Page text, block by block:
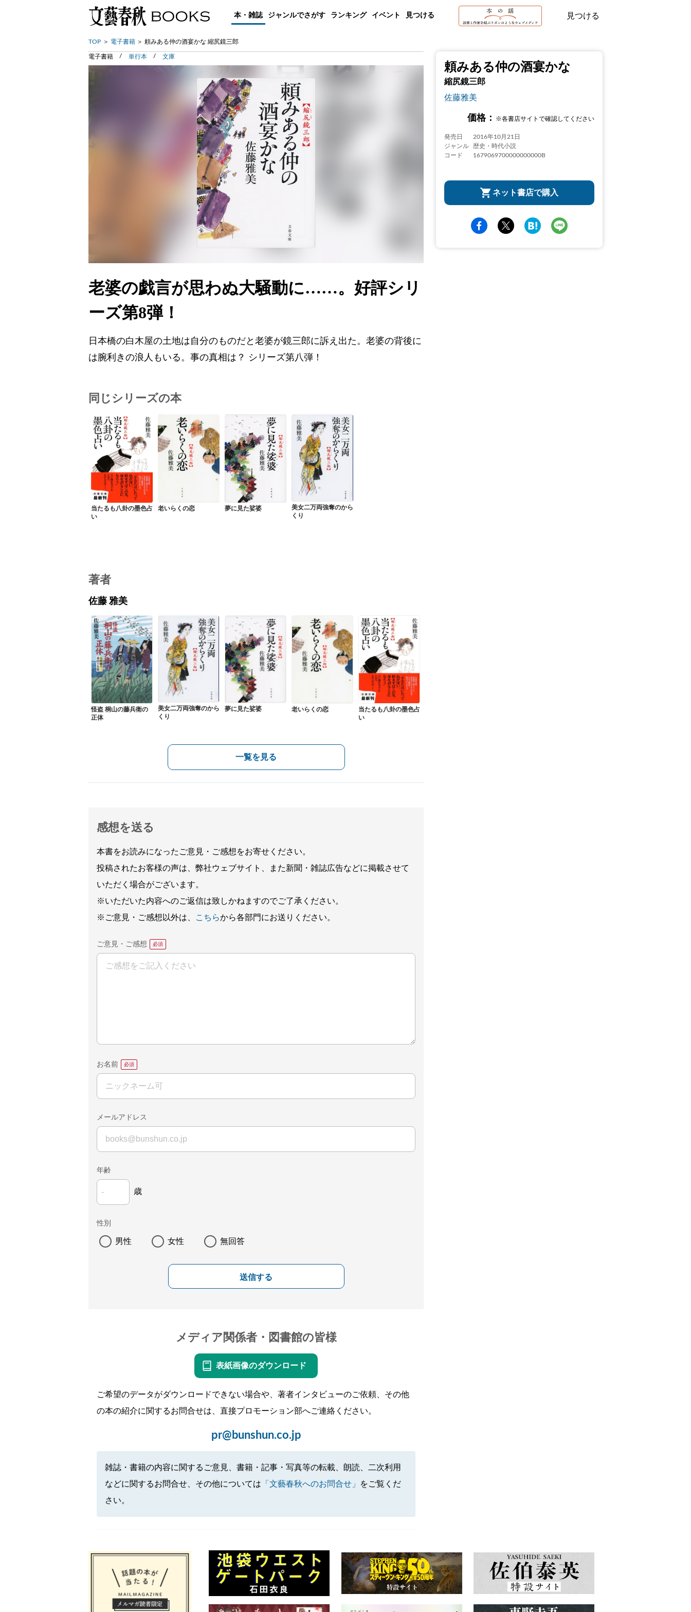
本・雑誌 ジャンルでさがす ランキング イベント 見つける 見つける
TOP 電子書籍 頼みある仲の酒宴かな 縮尻鏡三郎
頼みある仲の酒宴かな
縮尻鏡三郎
佐藤雅美
価格： ※各書店サイトで確認してください
発売日
2016年10月21日
ジャンル
歴史・時代小説
コード
1679069700000000000B
ネット書店で購入
電子書籍 単行本 文庫
老婆の戯言が思わぬ大騒動に……。好評シリ
ーズ第8弾！
日本橋の白木屋の土地は自分のものだと老婆が鏡三郎に訴え出た。老婆の背後に
は腕利きの浪人もいる。事の真相は？ シリーズ第八弾！
同じシリーズの本
当たるも八卦の墨色占
い
老いらくの恋 夢に見た娑婆
美女二万両強奪のから
くり
著者
佐藤 雅美
怪盗 桐山の藤兵衛の
正体
美女二万両強奪のから
くり
夢に見た娑婆 老いらくの恋
当たるも八卦の墨色占
い
一覧を見る
感想を送る
本書をお読みになったご意見・ご感想をお寄せください。
投稿されたお客様の声は、弊社ウェブサイト、また新聞・雑誌広告などに掲載させて
いただく場合がございます。
※いただいた内容へのご返信は致しかねますのでご了承ください。
※ご意見・ご感想以外は、
こちらから各部門にお送りください。
ご意見・ご感想
お名前
メールアドレス
年齢
歳
性別
男性 女性 無回答
送信する
メディア関係者・図書館の皆様
表紙画像のダウンロード
ご希望のデータがダウンロードできない場合や、著者インタビューのご依頼、その他
の本の紹介に関するお問合せは、直接プロモーション部へご連絡ください。
pr@bunshun.co.jp
雑誌・書籍の内容に関するご意見、書籍・記事・写真等の転載、朗読、二次利用
などに関するお問合せ、その他については 「文藝春秋へのお問合せ」
をご覧くだ
さい。